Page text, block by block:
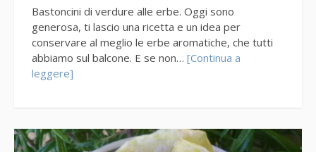
Bastoncini di verdure alle erbe. Oggi sono
generosa, ti lascio una ricetta e un idea per
conservare al meglio le erbe aromatiche, che tutti
abbiamo sul balcone. E se non… [Continua a
leggere]